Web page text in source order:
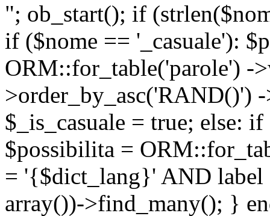
"; ob_start(); if
if ($nome == '_casuale'):
ORM::for_table('parole') -
>order_by_asc('RAND()')
$_is_casuale = true; else:
$possibilita =
= '{$dict_lang}' AND
array())->find_many(); }